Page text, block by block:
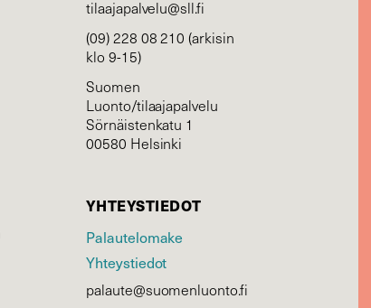
tilaajapalvelu@sll.fi
(09) 228 08 210 (arkisin
klo 9-15)
Suomen
Luonto/tilaajapalvelu
Sörnäistenkatu 1
00580 Helsinki
YHTEYSTIEDOT
Palautelomake
Yhteystiedot
palaute@suomenluonto.fi